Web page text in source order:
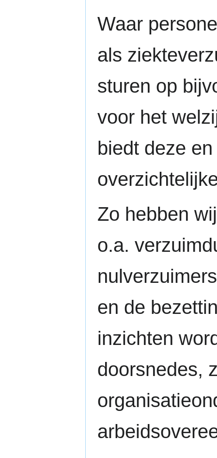
Waar
als
sturen op
voor het
biedt deze
Zo hebben
o.a.
en de
inzichten
doorsnedes,